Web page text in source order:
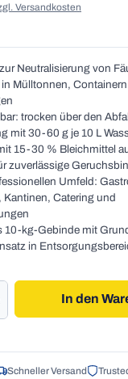
Versandkosten
Neutralisierung von
Mülltonnen,
trocken über den
mit 30-60 g je 10 L
15-30 % Bleichmittel
zuverlässige
Umfeld:
Kantinen, Catering und
10-kg-Gebinde mit
in
Gib den
In den
Schneller Versand